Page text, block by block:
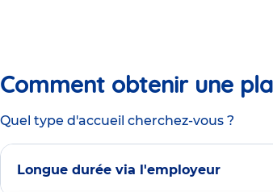
Comment obtenir une
Quel type d'accueil cherchez-vous ?
Longue durée via l'employeur